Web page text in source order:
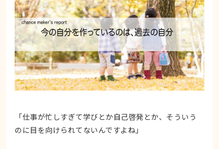
「仕事が忙しすぎて学びとか自己啓発とか、そういう
のに目を向けられてないんですよね」